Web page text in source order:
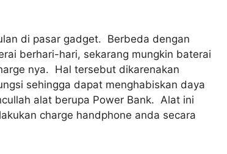
di pasar gadget. Berbeda dengan
berhari-hari, sekarang mungkin baterai
nya. Hal tersebut dikarenakan
sehingga dapat menghabiskan daya
alat berupa Power Bank. Alat ini
charge handphone anda secara